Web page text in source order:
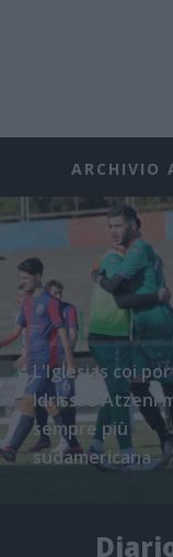
ARCHIVIO
L'Iglesias coi
Idrissi e Atzeni
sempre più
sudamericana